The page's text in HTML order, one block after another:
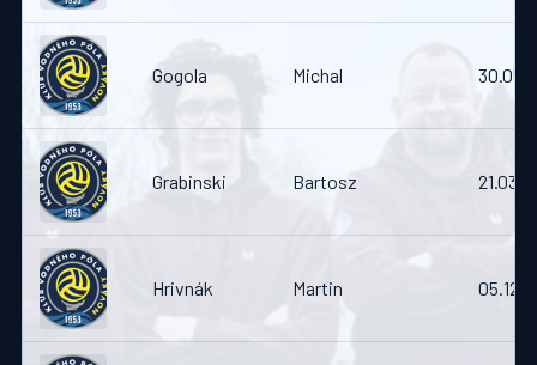
Gogola Michal
Grabinski Bartosz
Hrivnák Martin